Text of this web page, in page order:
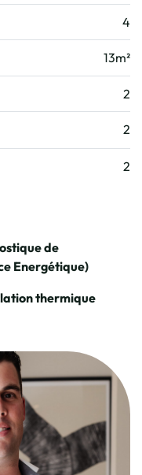
4
13m²
2
2
2
de
Energétique)
thermique